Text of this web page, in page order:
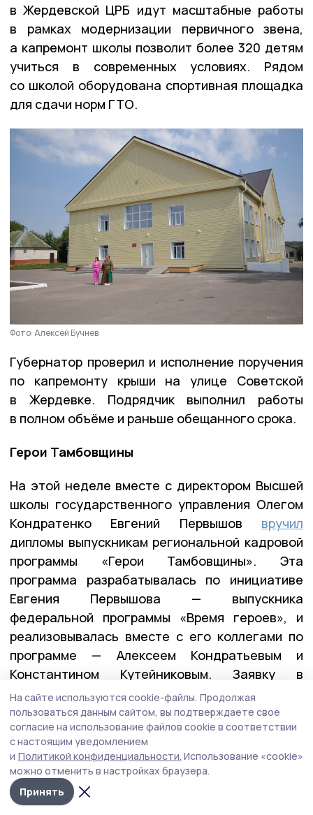
в Жердевской ЦРБ идут масштабные работы
в рамках модернизации первичного звена,
а капремонт школы позволит более 320 детям
учиться в современных условиях. Рядом
со школой оборудована спортивная площадка
для сдачи норм ГТО.
Фото: Алексей Бучнев
Губернатор проверил и исполнение поручения
по капремонту крыши на улице Советской
в Жердевке. Подрядчик выполнил работы
в полном объёме и раньше обещанного срока.
Герои Тамбовщины
На этой неделе вместе с директором Высшей
школы государственного управления Олегом
Кондратенко Евгений Первышов вручил
дипломы выпускникам региональной кадровой
программы «Герои Тамбовщины». Эта
программа разрабатывалась по инициативе
Евгения Первышова — выпускника
федеральной программы «Время героев», и
реализовывалась вместе с его коллегами по
программе — Алексеем Кондратьевым и
Константином Кутейниковым. Заявку в
программу подали почти 400 участников и
ветеранов СВО. После всех вступительных
испытаний участниками первого потока стали
27 ребят.
— У них уже есть важные управленческие
На сайте используются cookie-файлы. Продолжая
пользоваться данным сайтом, вы подтверждаете свое
согласие на использование файлов cookie в соответствии
с настоящим уведомлением
и Политикой конфиденциальности. Использование «cookie»
можно отменить в настройках браузера.
Принять